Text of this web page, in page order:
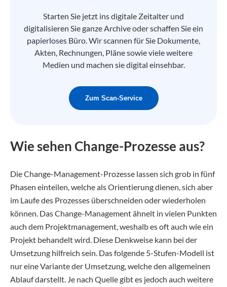
Starten Sie jetzt ins digitale Zeitalter und
digitalisieren Sie ganze Archive oder schaffen Sie ein
papierloses Büro. Wir scannen für Sie Dokumente,
Akten, Rechnungen, Pläne sowie viele weitere
Medien und machen sie digital einsehbar.
Zum Scan-Service
Wie sehen Change-Prozesse aus?
Die Change-Management-Prozesse lassen sich grob in fünf
Phasen einteilen, welche als Orientierung dienen, sich aber
im Laufe des Prozesses überschneiden oder wiederholen
können. Das Change-Management ähnelt in vielen Punkten
auch dem Projektmanagement, weshalb es oft auch wie ein
Projekt behandelt wird. Diese Denkweise kann bei der
Umsetzung hilfreich sein. Das folgende 5-Stufen-Modell ist
nur eine Variante der Umsetzung, welche den allgemeinen
Ablauf darstellt. Je nach Quelle gibt es jedoch auch weitere